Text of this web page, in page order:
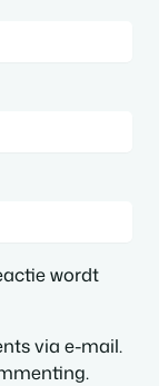
wordt
via e-mail.